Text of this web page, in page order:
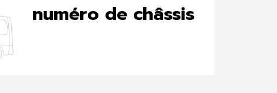
numéro de châssis